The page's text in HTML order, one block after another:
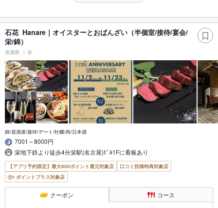
石花 Hanare｜オイスターとおばんざい（半個室/接待/宴会/
栄/錦）
居酒屋 栄
錦/居酒屋/接待/デート/牡蠣/肉/日本酒
7001～8000円
栄地下鉄より徒歩4分栄駅(名古屋)ﾋﾞﾙ1Fに看板あり
【アプリ予約限定】最大800ポイント還元対象店
口コミ投稿特典対象店
ポイントプラス対象店
クーポン コース